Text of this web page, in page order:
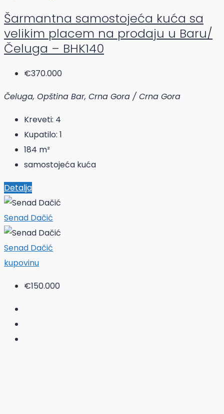
Šarmantna samostojeća kuća sa
velikim placem na prodaju u Baru/
Čeluga – BHK140
€370.000
Čeluga, Opština Bar, Crna Gora / Crna Gora
Kreveti: 4
Kupatilo: 1
184 m²
samostojeća kuća
Detalja
Senad Dačić
Senad Dačić
kupovinu
€150.000